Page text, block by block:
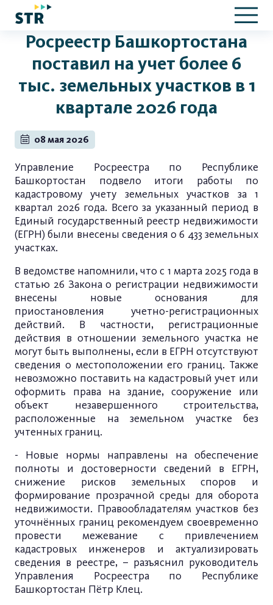
Росреестр Башкортостана
поставил на учет более 6
тыс. земельных участков в 1
квартале 2026 года
08 мая 2026
Управление Росреестра по Республике
Башкортостан подвело итоги работы по
кадастровому учету земельных участков за 1
квартал 2026 года. Всего за указанный период в
Единый государственный реестр недвижимости
(ЕГРН) были внесены сведения о 6 433 земельных
участках.
В ведомстве напомнили, что с 1 марта 2025 года в
статью 26 Закона о регистрации недвижимости
внесены новые основания для
приостановления учетно-регистрационных
действий. В частности, регистрационные
действия в отношении земельного участка не
могут быть выполнены, если в ЕГРН отсутствуют
сведения о местоположении его границ. Также
невозможно поставить на кадастровый учет или
оформить права на здание, сооружение или
объект незавершенного строительства,
расположенные на земельном участке без
учтенных границ.
- Новые нормы направлены на обеспечение
полноты и достоверности сведений в ЕГРН,
снижение рисков земельных споров и
формирование прозрачной среды для оборота
недвижимости. Правообладателям участков без
уточнённых границ рекомендуем своевременно
провести межевание с привлечением
кадастровых инженеров и актуализировать
сведения в реестре, – разъяснил руководитель
Управления Росреестра по Республике
Башкортостан Пётр Клец.